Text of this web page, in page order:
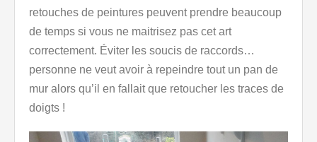
retouches de peintures peuvent prendre beaucoup
de temps si vous ne maitrisez pas cet art
correctement. Éviter les soucis de raccords…
personne ne veut avoir à repeindre tout un pan de
mur alors qu’il en fallait que retoucher les traces de
doigts !